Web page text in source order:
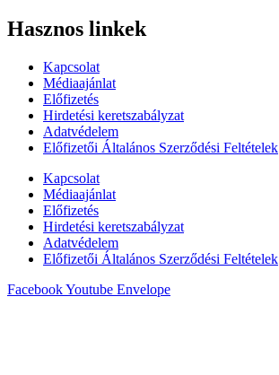
Hasznos linkek
Kapcsolat
Médiaajánlat
Előfizetés
Hirdetési keretszabályzat
Adatvédelem
Előfizetői Általános Szerződési Feltételek
Kapcsolat
Médiaajánlat
Előfizetés
Hirdetési keretszabályzat
Adatvédelem
Előfizetői Általános Szerződési Feltételek
FacebookYoutube Envelope